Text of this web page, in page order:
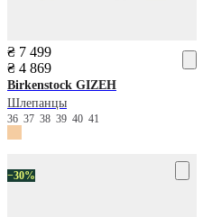
₴ 7 499
₴ 4 869
Birkenstock GIZEH
Шлепанцы
36 37 38 39 40 41
−30%